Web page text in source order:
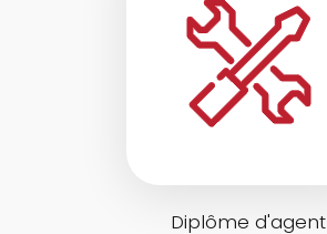
Diplôme d'agent